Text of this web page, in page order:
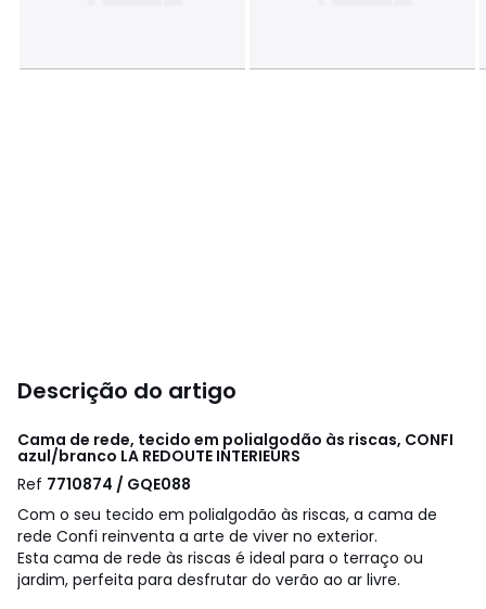
Descrição do artigo
Cama de rede, tecido em polialgodão às riscas, CONFI
azul/branco LA REDOUTE INTERIEURS
Ref 7710874 / GQE088
Com o seu tecido em polialgodão às riscas, a cama de
rede Confi reinventa a arte de viver no exterior.
Esta cama de rede às riscas é ideal para o terraço ou
jardim, perfeita para desfrutar do verão ao ar livre.